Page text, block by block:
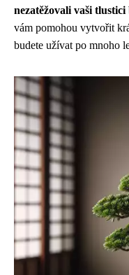
nezatěžovali vaši tlustici
vám pomohou vytvořit
budete užívat po mnoho